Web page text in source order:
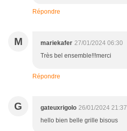
Répondre
M mariekafer 27/01/2024 06:30
Très bel ensemble!!!merci
Répondre
G gateuxrigolo 26/01/2024 21:37
hello bien belle grille bisous